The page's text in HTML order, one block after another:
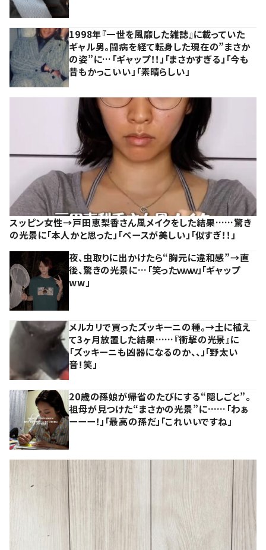
1998年『一世を風靡した雑誌』に載っていた
ギャル男。闘病を経て転身した現在の”まさか
の姿”に…「ギャップ！！」「まさかすぎる」「今も
昔もかっこいい」「素晴らしい」
スッピン女性→戸田恵梨香さん風メイクをした結果……驚き
の光景に「本人かと思った」「ベースが美しい」「似すぎ！！」
夜、虫取りに出かけたら“胸元に違和感”→直
後、驚きの光景に…「笑ったｗｗｗ」「ギャップ
ww」
メルカリで買ったズッキーニの種。→土に植え
て3ヶ月放置した結果……『衝撃の光景』に
「ズッキーニも凶器になるのか、、」「野太い
音！笑」
20歳の孫娘が帰省のたびにする“隠しごと”。
祖母が見つけた“まさかの光景”に……「わぁ
ーーー！」「最高の孫だ」「これいいですね」